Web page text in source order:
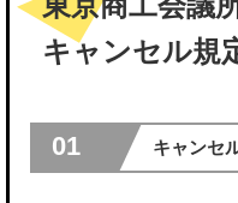
キャンセル規
01 キャンセ